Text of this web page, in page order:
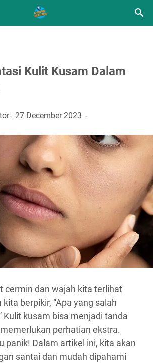
Kulit Kusam Dalam
27 December 2023
cermin dan wajah kita terlihat
kita berpikir, “Apa yang salah
Kulit kusam bisa menjadi tanda
perhatian ekstra.
panik! Dalam artikel ini, kita akan
santai dan mudah dipahami